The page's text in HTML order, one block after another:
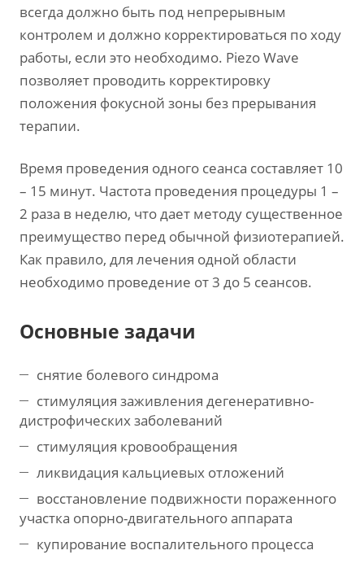
всегда должно быть под непрерывным
контролем и должно корректироваться по ходу
работы, если это необходимо. Piezo Wave
позволяет проводить корректировку
положения фокусной зоны без прерывания
терапии.
Время проведения одного сеанса составляет 10
– 15 минут. Частота проведения процедуры 1 –
2 раза в неделю, что дает методу существенное
преимущество перед обычной физиотерапией.
Как правило, для лечения одной области
необходимо проведение от 3 до 5 сеансов.
Основные задачи
снятие болевого синдрома
стимуляция заживления дегенеративно-
дистрофических заболеваний
стимуляция кровообращения
ликвидация кальциевых отложений
восстановление подвижности пораженного
участка опорно-двигательного аппарата
купирование воспалительного процесса